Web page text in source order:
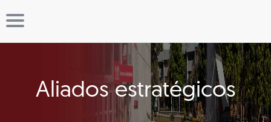
Aliados estratégicos